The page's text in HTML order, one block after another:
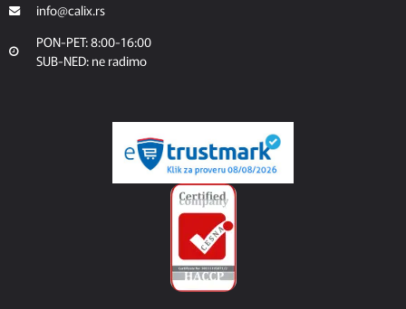
info@calix.rs
PON-PET: 8:00-16:00
SUB-NED: ne radimo